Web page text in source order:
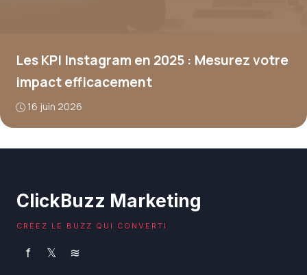
Les KPI Instagram en 2025 : Mesurez votre
impact efficacement
16 juin 2026
ClickBuzz Marketing
CRÉEZ LE BUZZ QUI CONVERTI
f 𝕏 ≋